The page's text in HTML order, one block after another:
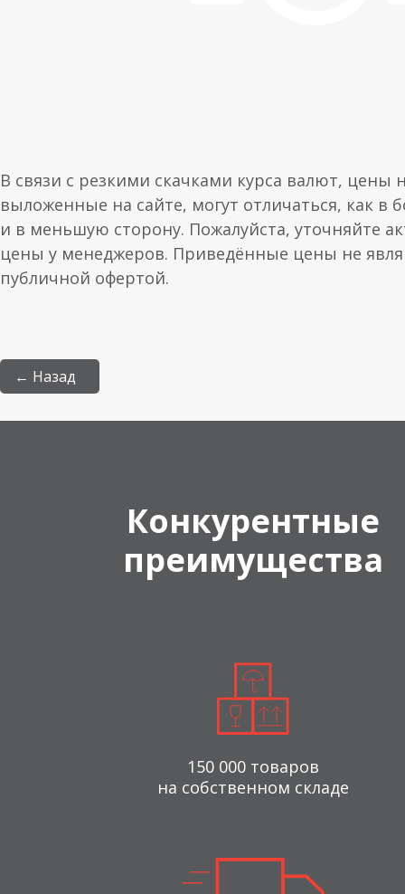
В связи с резкими скачками курса валют, цены
выложенные на сайте, могут отличаться, как в
и в меньшую сторону. Пожалуйста, уточняйте
цены у менеджеров. Приведённые цены не
публичной офертой.
← Назад
Конкурентные
преимущества
150 000 товаров
на собственном складе